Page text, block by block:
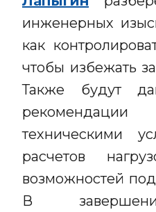
инженерных
как
чтобы избежать
Также будут
техническими
расчетов
возможностей
В